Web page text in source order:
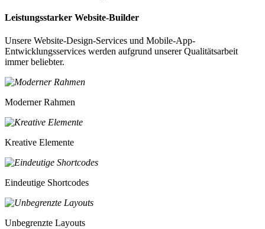
Leistungsstarker Website-Builder
Unsere Website-Design-Services und Mobile-App-
Entwicklungsservices werden aufgrund unserer Qualitätsarbeit
immer beliebter.
Moderner Rahmen
Kreative Elemente
Eindeutige Shortcodes
Unbegrenzte Layouts